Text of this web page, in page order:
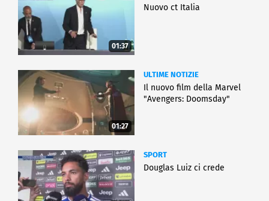
01:37
Nuovo ct Italia
01:27
ULTIME NOTIZIE
Il nuovo film della Marvel
"Avengers: Doomsday"
SPORT
Douglas Luiz ci crede